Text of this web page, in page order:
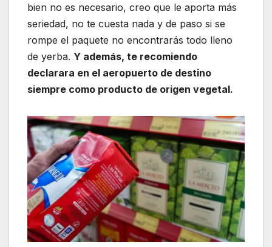
bien no es necesario, creo que le aporta más
seriedad, no te cuesta nada y de paso si se
rompe el paquete no encontrarás todo lleno
de yerba. Y además, te recomiendo
declarara en el aeropuerto de destino
siempre como producto de origen vegetal.